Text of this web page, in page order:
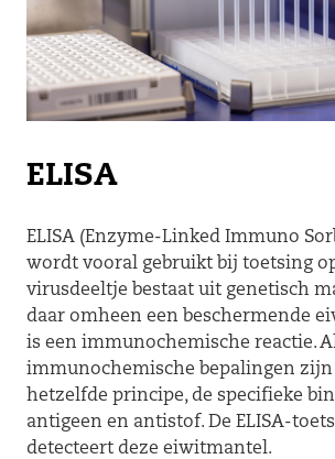
ELISA
ELISA (Enzyme-Linked Immuno
wordt vooral gebruikt bij toetsing
virusdeeltje bestaat uit genetisch
daar omheen een beschermende
is een immunochemische reactie.
immunochemische bepalingen zijn
hetzelfde principe, de specifieke
antigeen en antistof. De ELISA-
detecteert deze eiwitmantel.